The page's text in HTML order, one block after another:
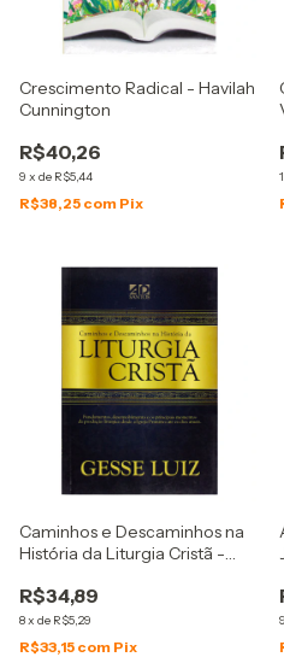
Crescimento Radical - Havilah
Cunnington
R$40,26
9 x de R$5,44
R$38,25 com Pix
Caminhos e Descaminhos na
História da Liturgia Cristã -
R$34,89
8x de R$5,29
R$33,15 com Pix
9